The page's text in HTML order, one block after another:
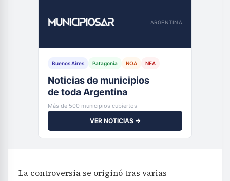
ARGENTINA
Buenos Aires Patagonia NOA NEA
Noticias de municipios
de toda Argentina
Más de 500 municipios cubiertos
VER NOTICIAS →
La controversia se originó tras varias